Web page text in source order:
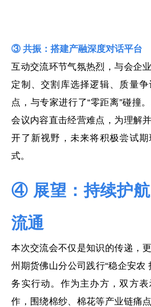
③ 共振：搭建产融深度对话平台
互动交流环节气氛热烈，与会企
定制、交割库选择逻辑、质量
点，与专家进行了“零距离”碰撞
会议内容直击经营难点，为理解
开了新视野，未来将积极尝试
式。
④ 展望：持续护
流通
本次交流会不仅是知识的传递，
州期货佛山分公司践行“稳企安农
务实行动。作为主办方，双方
作，围绕棉纱、棉花等产业链痛